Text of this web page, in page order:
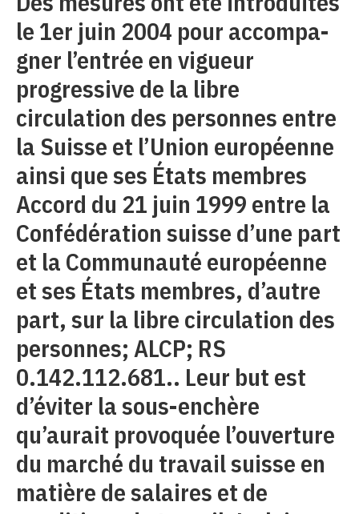
le 1er juin 2004 pour accompa-
gner l’entrée en vigueur
progressive de la libre
circulation des personnes entre
la Suisse et l’Union européenne
ainsi que ses États membres
Accord du 21 juin 1999 entre la
Confédération suisse d’une part
et la Communauté européenne
et ses États membres, d’autre
part, sur la libre circulation des
personnes; ALCP; RS
0.142.112.681.. Leur but est
d’éviter la sous-enchère
qu’aurait provoquée l’ouverture
du marché du travail suisse en
matière de salaires et de